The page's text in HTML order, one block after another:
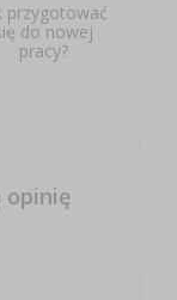
przygotować
do nowej
pracy?
opinię